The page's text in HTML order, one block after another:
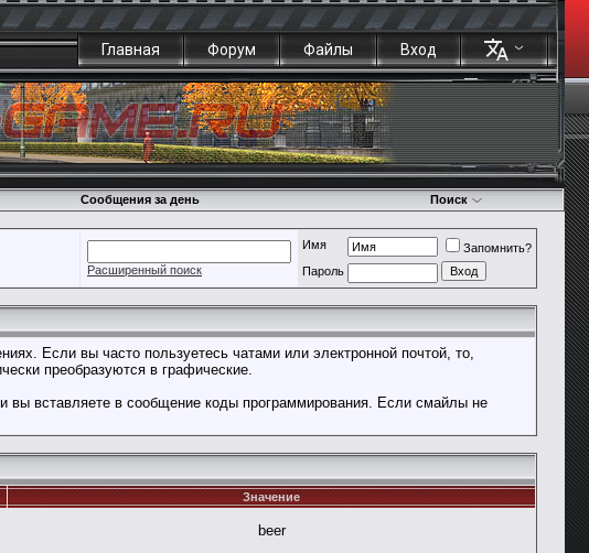
Главная Форум Файлы Вход
Сообщения за день Поиск
Расширенный поиск
Имя
Запомнить?
Пароль
Если вы часто пользуетесь чатами или электронной почтой, то,
преобразуются в графические.
вы вставляете в сообщение коды программирования. Если смайлы не
Значение
beer